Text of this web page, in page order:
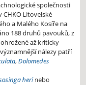
společnosti
CHKO Litovelské
a Malého Kosíře na
188 druhů pavouků, z
až kriticky
nálezy patří
,Dolomedes
herinebo